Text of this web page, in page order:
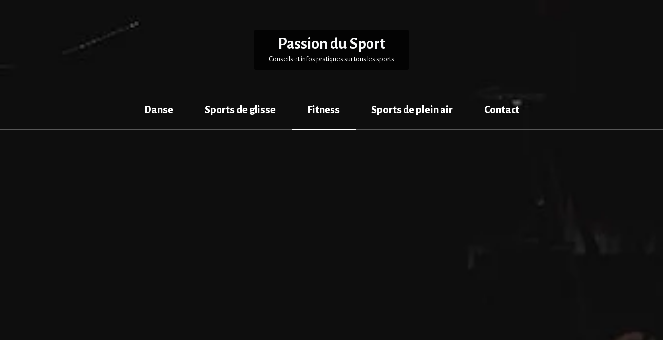
Passion du Sport
Conseils et infos pratiques sur tous les sports
Danse Sports de glisse Fitness Sports de plein air Contact